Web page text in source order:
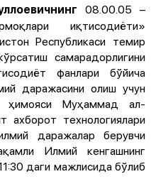
08.00.05 –
иқтисодиёти»
Республикаси темир
самарадорлигини
фанлари бўйича
даражасини олиш учун
ҳимояси Муҳаммад ал-
ахборот технологиялари
даражалар берувчи
Илмий кенгашнинг
даги мажлисида бўлиб